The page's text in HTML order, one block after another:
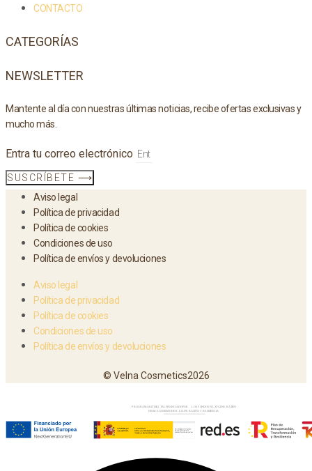
CONTACTO
CATEGORÍAS
NEWSLETTER
Mantente al día con nuestras últimas noticias, recibe ofertas exclusivas y
mucho más.
Entra tu correo electrónico
SUSCRÍBETE ⟶
Aviso legal
Política de privacidad
Política de cookies
Condiciones de uso
Política de envíos y devoluciones
Aviso legal
Política de privacidad
Política de cookies
Condiciones de uso
Política de envíos y devoluciones
© Velna Cosmetics2026